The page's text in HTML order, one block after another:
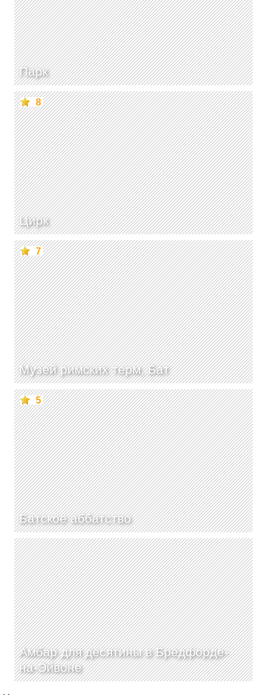
Парк
Цирк
8
Музей римских терм, Бат
7
Батское аббатство
5
Амбар для десятины в Бредфорде-
на-Эйвоне